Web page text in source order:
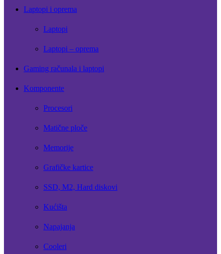
Laptopi i oprema
Laptopi
Laptopi – oprema
Gaming računala i laptopi
Komponente
Procesori
Matične ploče
Memorije
Grafičke kartice
SSD, M2, Hard diskovi
Kućišta
Napajanja
Cooleri